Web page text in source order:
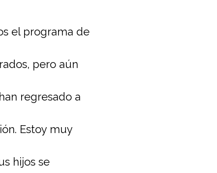
el programa de
pero aún
regresado a
Estoy muy
hijos se